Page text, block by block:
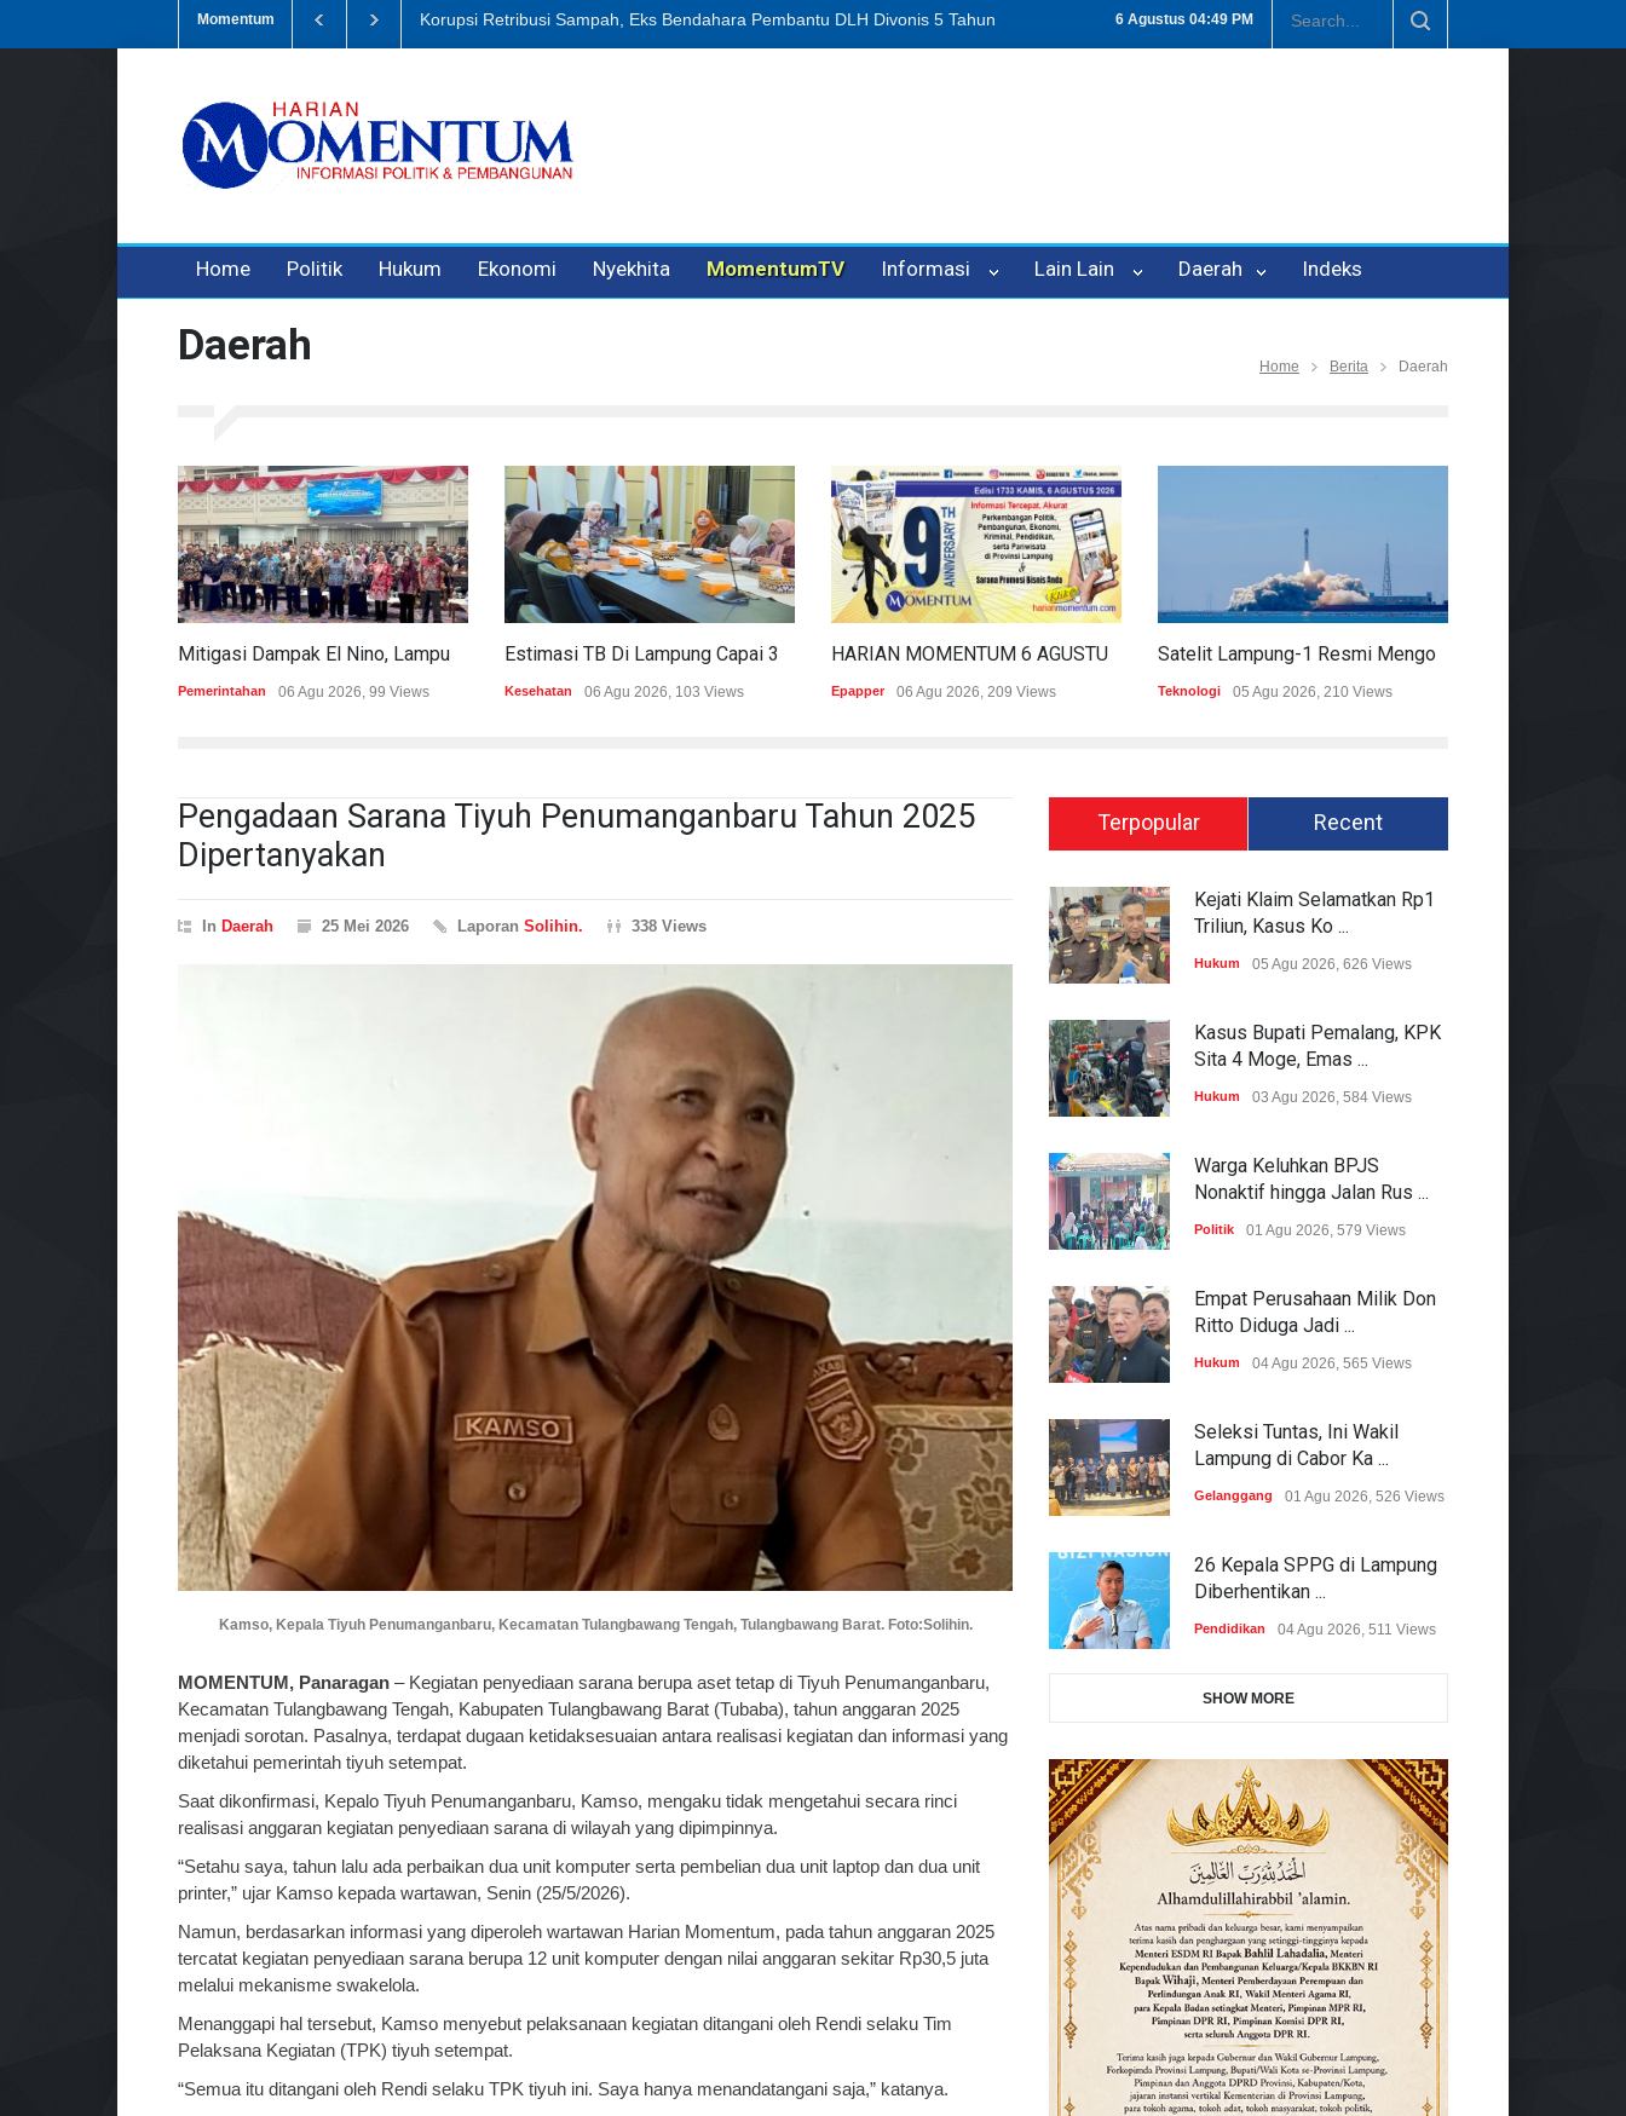
6 Agustus 04:49 PM
Momentum
Eks Bendahara Pembantu DLH Divonis 5 Tahun Dugaan Penipuan Oleh Oknum Kadis, Kuasa Hukum Pelapor Desak Polisi Tetapkan P-21 Tembus Rp1,6 Triliun, Nilai Investasi di Lamteng Tertinggi
Home Politik Hukum Ekonomi Nyekhita MomentumTV Informasi Lain Lain Daerah Indeks
Daerah Home Berita Daerah
Pemerintahan 06 Agu 2026, 99 Views Kesehatan 06 Agu 2026, 103 Views Epapper 06 Agu 2026, 209 Views Teknologi 05 Agu 2026, 210 Views
Pengadaan Sarana Tiyuh Penumanganbaru Tahun 2025
Dipertanyakan
In Daerah 25 Mei 2026 Laporan Solihin. 338 Views
Kamso, Kepala Tiyuh Penumanganbaru, Kecamatan Tulangbawang Tengah, Tulangbawang Barat. Foto:Solihin.
MOMENTUM, Panaragan – Kegiatan penyediaan sarana berupa aset tetap di Tiyuh Penumanganbaru,
Kecamatan Tulangbawang Tengah, Kabupaten Tulangbawang Barat (Tubaba), tahun anggaran 2025
menjadi sorotan. Pasalnya, terdapat dugaan ketidaksesuaian antara realisasi kegiatan dan informasi yang
diketahui pemerintah tiyuh setempat.
Saat dikonfirmasi, Kepalo Tiyuh Penumanganbaru, Kamso, mengaku tidak mengetahui secara rinci
realisasi anggaran kegiatan penyediaan sarana di wilayah yang dipimpinnya.
“Setahu saya, tahun lalu ada perbaikan dua unit komputer serta pembelian dua unit laptop dan dua unit
printer,” ujar Kamso kepada wartawan, Senin (25/5/2026).
Namun, berdasarkan informasi yang diperoleh wartawan Harian Momentum, pada tahun anggaran 2025
tercatat kegiatan penyediaan sarana berupa 12 unit komputer dengan nilai anggaran sekitar Rp30,5 juta
melalui mekanisme swakelola.
Menanggapi hal tersebut, Kamso menyebut pelaksanaan kegiatan ditangani oleh Rendi selaku Tim
Pelaksana Kegiatan (TPK) tiyuh setempat.
“Semua itu ditangani oleh Rendi selaku TPK tiyuh ini. Saya hanya menandatangani saja,” katanya.
Terpopular Recent
Kejati Klaim Selamatkan Rp1
Triliun, Kasus Ko ...
Hukum 05 Agu 2026, 626 Views
Kasus Bupati Pemalang, KPK
Sita 4 Moge, Emas ...
Hukum 03 Agu 2026, 584 Views
Warga Keluhkan BPJS
Nonaktif hingga Jalan Rus ...
Politik 01 Agu 2026, 579 Views
Empat Perusahaan Milik Don
Ritto Diduga Jadi ...
Hukum 04 Agu 2026, 565 Views
Seleksi Tuntas, Ini Wakil
Lampung di Cabor Ka ...
Gelanggang 01 Agu 2026, 526 Views
26 Kepala SPPG di Lampung
Diberhentikan ...
Pendidikan 04 Agu 2026, 511 Views
SHOW MORE